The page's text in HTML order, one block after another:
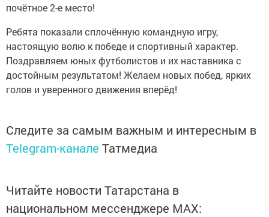
почётное 2-е место!
Ребята показали сплочённую командную игру,
настоящую волю к победе и спортивный характер.
Поздравляем юных футболистов и их наставника с
достойным результатом! Желаем новых побед, ярких
голов и уверенного движения вперёд!
Следите за самым важным и интересным в
Telegram-канале Татмедиа
Читайте новости Татарстана в
национальном мессенджере MАХ: